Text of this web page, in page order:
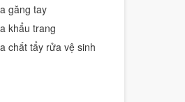
găng tay
khẩu trang
chất tẩy rửa vệ sinh